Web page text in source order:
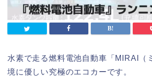
水素で走る燃料電池自動車「MIRAI（
境に優しい究極のエコカーです。